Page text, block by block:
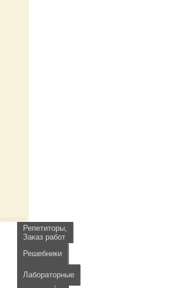
Репетиторы,
Заказ работ
Решебники
Лабораторные